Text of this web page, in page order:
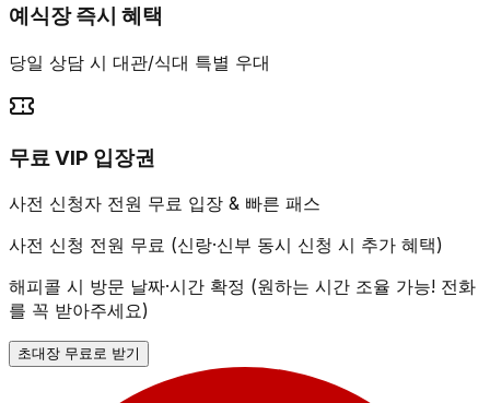
예식장 즉시 혜택
당일 상담 시 대관/식대 특별 우대
무료 VIP 입장권
사전 신청자 전원 무료 입장 & 빠른 패스
사전 신청 전원 무료 (신랑·신부 동시 신청 시 추가 혜택)
해피콜 시 방문 날짜·시간 확정 (원하는 시간 조율 가능! 전화
를 꼭 받아주세요)
초대장 무료로 받기